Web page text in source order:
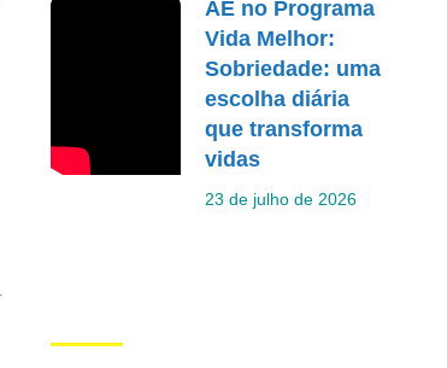
AE no Programa
Vida Melhor:
Sobriedade: uma
escolha diária
que transforma
vidas
23 de julho de 2026